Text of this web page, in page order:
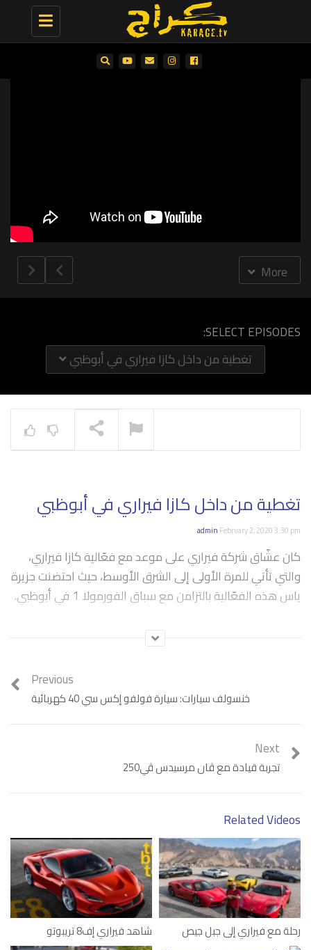
Toggle
navigation
More
NOW PLAYING
SELECT EPISODES:
تغطية من داخل كازا فيراري في أبوظبي
تغطية من داخل كازا فيراري في أبوظبي
admin February 2, 2020 3:30 pm
كان عشّاق شركة فيراري على موعد مع فعّالية كازا فيراري،
والتي تأتي للمرة الأولى إلى الشرق الأوسط، حيث احتضنت جزيرة
ياس هذه الفعّالية بالتزامن مع سباق الفورمولا 1 في أبوظبي.
Category: فيديو
Previous
خنسولف سيارات: سيارة فولفو إكس سي 40 كهربائية
Next
تجربة قيادة مع ڤان مرسيدس ڤي250
Related Videos
شاهد فيراري إف8 تريبوتو رحلة مع فيراري إلى جبل جيص